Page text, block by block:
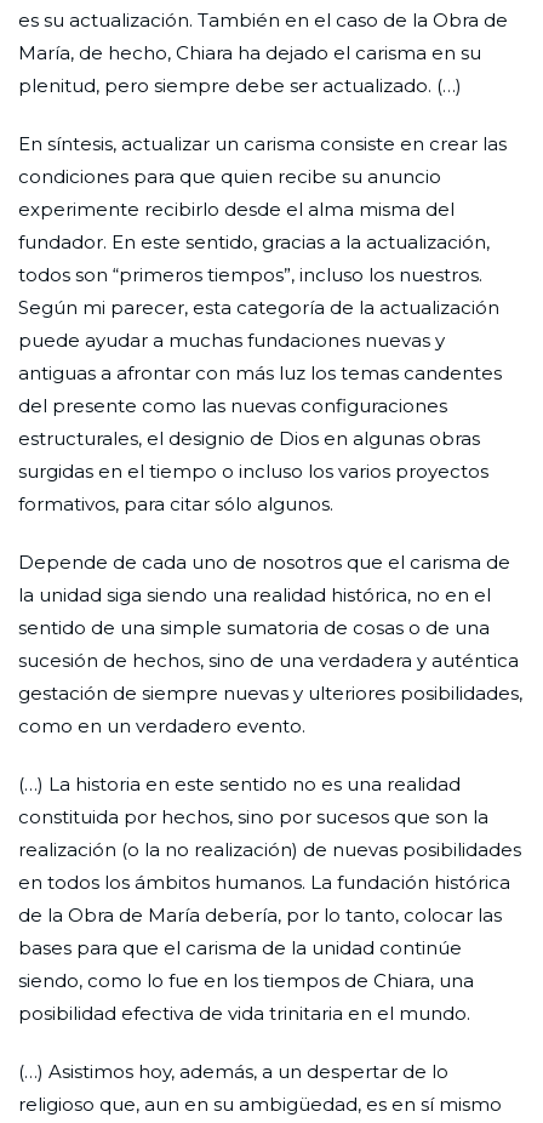
es su actualización. También en el caso de la Obra de
María, de hecho, Chiara ha dejado el carisma en su
plenitud, pero siempre debe ser actualizado. (…)
En síntesis, actualizar un carisma consiste en crear las
condiciones para que quien recibe su anuncio
experimente recibirlo desde el alma misma del
fundador. En este sentido, gracias a la actualización,
todos son “primeros tiempos”, incluso los nuestros.
Según mi parecer, esta categoría de la actualización
puede ayudar a muchas fundaciones nuevas y
antiguas a afrontar con más luz los temas candentes
del presente como las nuevas configuraciones
estructurales, el designio de Dios en algunas obras
surgidas en el tiempo o incluso los varios proyectos
formativos, para citar sólo algunos.
Depende de cada uno de nosotros que el carisma de
la unidad siga siendo una realidad histórica, no en el
sentido de una simple sumatoria de cosas o de una
sucesión de hechos, sino de una verdadera y auténtica
gestación de siempre nuevas y ulteriores posibilidades,
como en un verdadero evento.
(…) La historia en este sentido no es una realidad
constituida por hechos, sino por sucesos que son la
realización (o la no realización) de nuevas posibilidades
en todos los ámbitos humanos. La fundación histórica
de la Obra de María debería, por lo tanto, colocar las
bases para que el carisma de la unidad continúe
siendo, como lo fue en los tiempos de Chiara, una
posibilidad efectiva de vida trinitaria en el mundo.
(…) Asistimos hoy, además, a un despertar de lo
religioso que, aun en su ambigüedad, es en sí mismo